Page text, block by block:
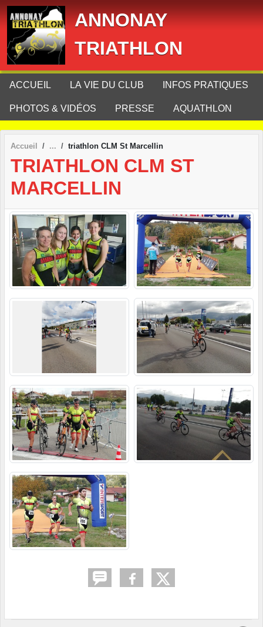
ANNONAY
TRIATHLON
ACCUEIL LA VIE DU CLUB INFOS PRATIQUES
PHOTOS & VIDÉOS PRESSE AQUATHLON
Accueil triathlon CLM St Marcellin
TRIATHLON CLM ST
MARCELLIN
Panneau de gestion des cookies